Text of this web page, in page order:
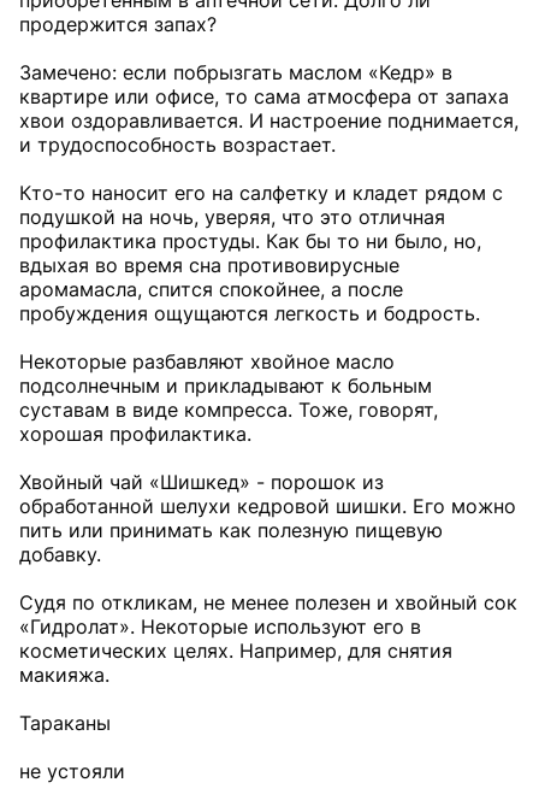
продержится запах?
Замечено: если побрызгать маслом «Кедр» в
квартире или офисе, то сама атмосфера от запаха
хвои оздоравливается. И настроение поднимается,
и трудоспособность возрастает.
Кто-то наносит его на салфетку и кладет рядом с
подушкой на ночь, уверяя, что это отличная
профилактика простуды. Как бы то ни было, но,
вдыхая во время сна противовирусные
аромамасла, спится спокойнее, а после
пробуждения ощущаются легкость и бодрость.
Некоторые разбавляют хвойное масло
подсолнечным и прикладывают к больным
суставам в виде компресса. Тоже, говорят,
хорошая профилактика.
Хвойный чай «Шишкед» - порошок из
обработанной шелухи кедровой шишки. Его можно
пить или принимать как полезную пищевую
добавку.
Судя по откликам, не менее полезен и хвойный сок
«Гидролат». Некоторые используют его в
косметических целях. Например, для снятия
макияжа.
Тараканы
не устояли